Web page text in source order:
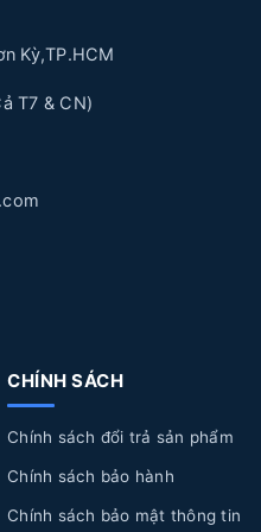
nhận biết Pin Laptop
HP bị hư hỏng
xả pin, pin bị phù
trong thời gian dài, làm
bạn đã sử dụng một thời
hao mòn tự nhiên dẫn
pin bị biến dạng làm ảnh
laptop và phần vỏ của
Kỳ,TP.HCM
T7 & CN)
CHÍNH SÁCH
Chính sách đổi trả sản phẩm
Chính sách bảo hành
Chính sách bảo mật thông tin